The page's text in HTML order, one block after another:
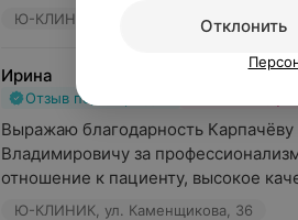
Ю-КЛИНИК, ул. Каменщикова, 36
Ирина
Отзыв подтвержден
Выражаю благодарность Карпачёву
Владимировичу за
отношение к пациенту, высокое
Ю-КЛИНИК, ул. Каменщикова, 36
Отклонить